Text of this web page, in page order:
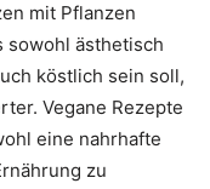
mit Pflanzen
sowohl ästhetisch
köstlich sein soll,
Vegane Rezepte
eine nahrhafte
zu